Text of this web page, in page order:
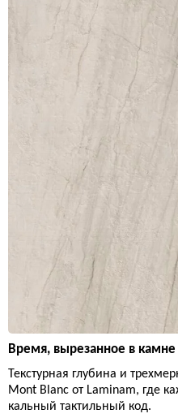
Время, вырезанное в камне
Текстурная глубина и
Mont Blanc от Laminam, где
кальный тактильный код.